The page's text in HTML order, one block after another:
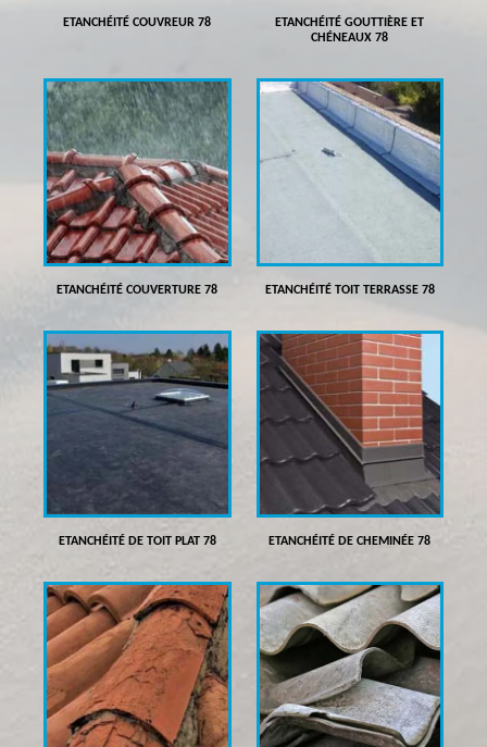
ETANCHÉITÉ COUVREUR 78
ETANCHÉITÉ GOUTTIÈRE ET
CHÉNEAUX 78
ETANCHÉITÉ COUVERTURE 78 ETANCHÉITÉ TOIT TERRASSE 78
ETANCHÉITÉ DE TOIT PLAT 78 ETANCHÉITÉ DE CHEMINÉE 78